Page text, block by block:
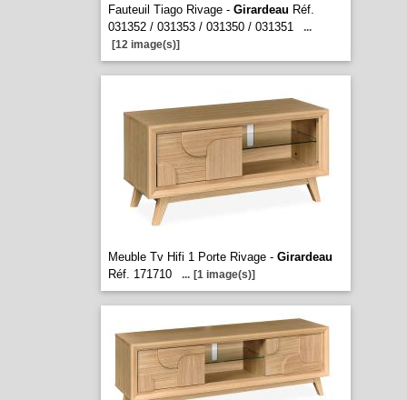
Fauteuil Tiago Rivage - Girardeau Réf.
031352 / 031353 / 031350 / 031351
...
[12 image(s)]
Meuble Tv Hifi 1 Porte Rivage - Girardeau
Réf. 171710
... [1 image(s)]